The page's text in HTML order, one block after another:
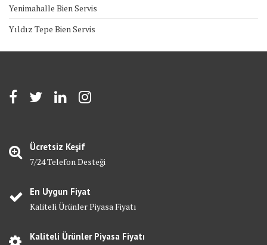
Yenimahalle Bien Servis
Yıldız Tepe Bien Servis
Ücretsiz Keşif
7/24 Telefon Desteği
En Uygun Fiyat
Kaliteli Ürünler Piyasa Fiyatı
Kaliteli Ürünler Piyasa Fiyatı